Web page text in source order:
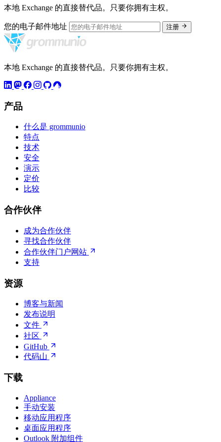
本地 Exchange 的直接替代品。只要你拥有主权。
您的电子邮件地址 注册
本地 Exchange 的直接替代品。只要你拥有主权。
产品
什么是 grommunio
特点
技术
安全
演示
定价
比较
合作伙伴
成为合作伙伴
寻找合作伙伴
合作伙伴门户网站
支持
资源
博客与新闻
发布说明
文件
社区
GitHub
代码山
下载
Appliance
手动安装
移动应用程序
桌面应用程序
Outlook 附加组件